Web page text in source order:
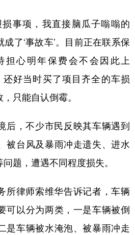
事项，我直接脑瓜子嗡嗡的
了‘事故车’。目前正在联系保
担心明年保费会不会因此上
还好当时买了项目齐全的车损
只能自认倒霉。
，不少市民反映其车辆遇到
被台风及暴雨冲走遗失、进水
题，遭遇不同程度损失。
律师索维华告诉记者，车辆
可以分为两类，一是车辆被倒
是车辆被水淹泡、被暴雨冲走